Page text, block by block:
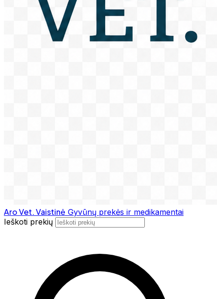
Aro Vet. Vaistinė Gyvūnų prekės ir medikamentai
Ieškoti prekių